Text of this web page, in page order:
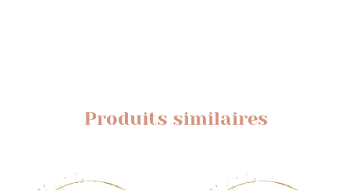
Produits similaires